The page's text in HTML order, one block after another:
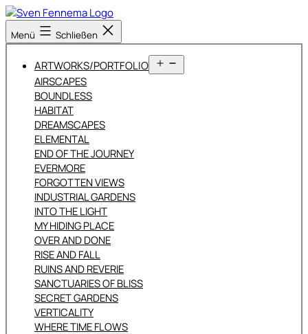
Zum
Inhalt
springen
Sven
Fennema
Menü Schließen
ARTWORKS/PORTFOLIO
öffnen
AIRSCAPES
BOUNDLESS
HABITAT
DREAMSCAPES
ELEMENTAL
END OF THE JOURNEY
EVERMORE
FORGOTTEN VIEWS
INDUSTRIAL GARDENS
INTO THE LIGHT
MY HIDING PLACE
OVER AND DONE
RISE AND FALL
RUINS AND REVERIE
SANCTUARIES OF BLISS
SECRET GARDENS
VERTICALITY
WHERE TIME FLOWS